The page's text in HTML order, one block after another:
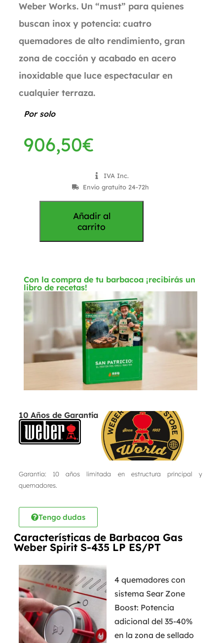
Weber Works. Un “must” para quienes
buscan inox y potencia: cuatro
quemadores de alto rendimiento, gran
zona de cocción y acabado en acero
inoxidable que luce espectacular en
cualquier terraza.
Por solo
906,50€
IVA Inc.
Envío gratuíto 24-72h
Añadir al
carrito
Con la compra de tu barbacoa ¡recibirás un
libro de recetas!
10 Años de Garantía
Garantía: 10 años limitada en estructura principal y
quemadores.
Tengo dudas
Características de Barbacoa Gas
Weber Spirit S-435 LP ES/PT
4 quemadores con
sistema Sear Zone
Boost: Potencia
adicional del 35-40%
en la zona de sellado